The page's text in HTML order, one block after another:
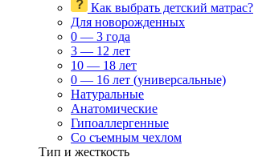
Как выбрать детский матрас?
Для новорожденных
0 — 3 года
3 — 12 лет
10 — 18 лет
0 — 16 лет (универсальные)
Натуральные
Анатомические
Гипоаллергенные
Со съемным чехлом
Тип и жесткость